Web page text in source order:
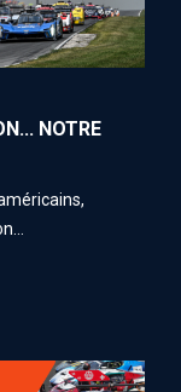
NOTRE